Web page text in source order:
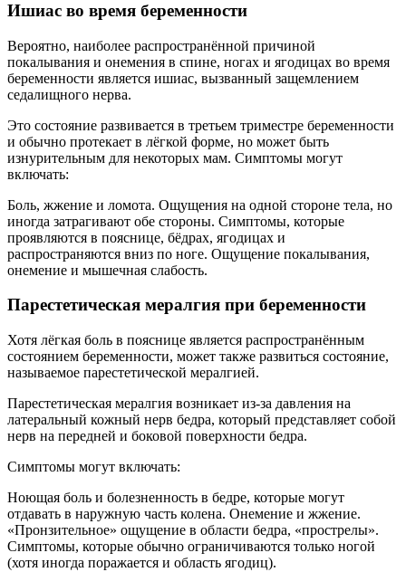
Ишиас во время беременности
Вероятно, наиболее распространённой причиной
покалывания и онемения в спине, ногах и ягодицах во время
беременности является ишиас, вызванный защемлением
седалищного нерва.
Это состояние развивается в третьем триместре беременности
и обычно протекает в лёгкой форме, но может быть
изнурительным для некоторых мам. Симптомы могут
включать:
Боль, жжение и ломота. Ощущения на одной стороне тела, но
иногда затрагивают обе стороны. Симптомы, которые
проявляются в пояснице, бёдрах, ягодицах и
распространяются вниз по ноге. Ощущение покалывания,
онемение и мышечная слабость.
Парестетическая мералгия при беременности
Хотя лёгкая боль в пояснице является распространённым
состоянием беременности, может также развиться состояние,
называемое парестетической мералгией.
Парестетическая мералгия возникает из-за давления на
латеральный кожный нерв бедра, который представляет собой
нерв на передней и боковой поверхности бедра.
Симптомы могут включать:
Ноющая боль и болезненность в бедре, которые могут
отдавать в наружную часть колена. Онемение и жжение.
«Пронзительное» ощущение в области бедра, «прострелы».
Симптомы, которые обычно ограничиваются только ногой
(хотя иногда поражается и область ягодиц).